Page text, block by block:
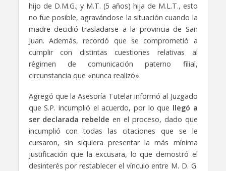
hijo de D.M.G.; y M.T. (5 años) hija de M.L.T., esto
no fue posible, agravándose la situación cuando la
madre decidió trasladarse a la provincia de San
Juan. Además, recordó que se comprometió a
cumplir con distintas cuestiones relativas al
régimen de comunicación paterno filial,
circunstancia que «nunca realizó».
Agregó que la Asesoría Tutelar informó al Juzgado
que S.P. incumplió el acuerdo, por lo que llegó a
ser declarada rebelde en el proceso, dado que
incumplió con todas las citaciones que se le
cursaron, sin siquiera presentar la más mínima
justificación que la excusara, lo que demostró el
desinterés por restablecer el vínculo entre M. D. G.